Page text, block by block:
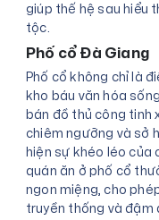
giúp thế hệ sau hiểu
tộc.
Phố cổ Đà Giang
Phố cổ không chỉ là
kho báu văn hóa
bán đồ thủ công tinh
chiêm ngưỡng và sở
hiện sự khéo léo của
quán ăn ở phố cổ
ngon miệng, cho
truyền thống và đậm